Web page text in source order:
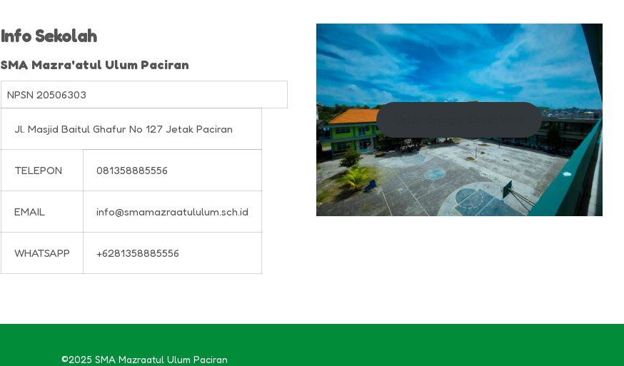
Info Sekolah
SMA Mazra'atul Ulum Paciran
NPSN20506303
Jl. Masjid Baitul Ghafur No 127 Jetak Paciran
TELEPON 081358885556
EMAIL info@smamazraatululum.sch.id
WHATSAPP +6281358885556
©2025 SMA Mazraatul Ulum Paciran